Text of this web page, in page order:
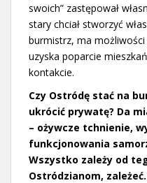
swoich” zastępował
stary chciał stworzyć
burmistrz, ma możliwości
uzyska poparcie
kontakcie.
Czy Ostródę stać na
ukrócić prywatę? Da
– ożywcze tchnienie,
funkcjonowania
Wszystko zależy od
Ostródzianom,